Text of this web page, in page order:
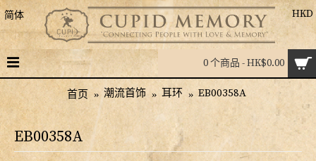
简体 HKD
0 个商品 - HK$0.00
首页 潮流首饰 耳环 EB00358A
EB00358A